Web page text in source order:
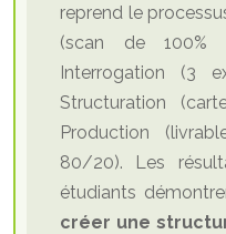
reprend le
(scan de 100%
Interrogation (3
Structuration
Production
80/20). Les
étudiants
créer une